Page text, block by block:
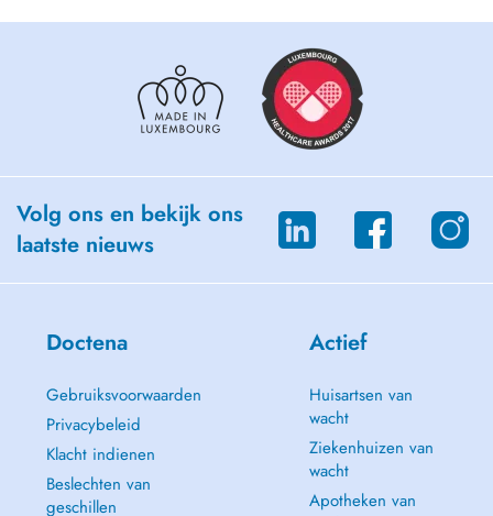
Volg ons en bekijk ons
laatste nieuws
Doctena
Gebruiksvoorwaarden
Privacybeleid
Klacht indienen
Beslechten van
geschillen
Actief
Huisartsen van
wacht
Ziekenhuizen van
wacht
Apotheken van